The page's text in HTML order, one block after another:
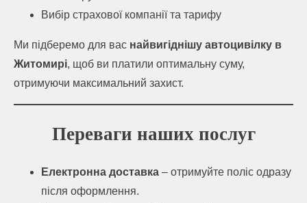
Вибір страхової компанії та тарифу
Ми підберемо для вас найвигіднішу автоцивілку в
Житомирі, щоб ви платили оптимальну суму,
отримуючи максимальний захист.
Переваги наших послуг
Електронна доставка – отримуйте поліс одразу
після оформлення.